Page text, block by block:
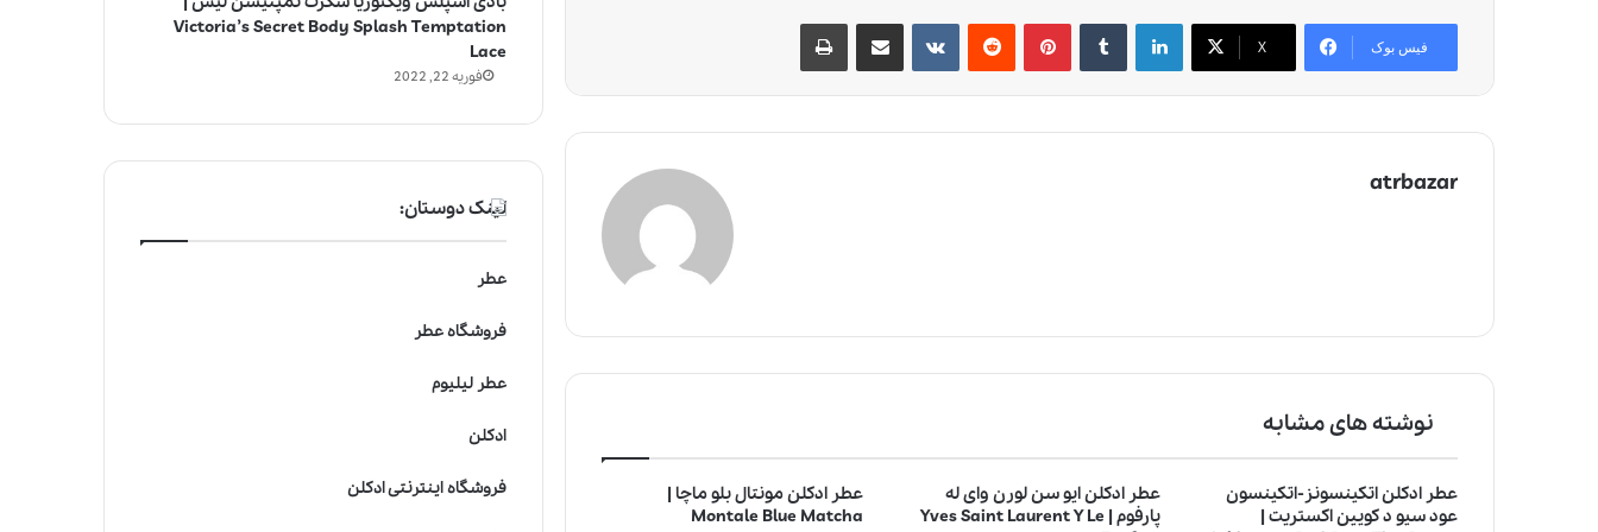
فیس بوک X
لینکدین ‫تامبلر ‫پین‌ترست‫رددیت ‫VKontakteاشتراک گذاری از طریق ایمیل چاپ
atrbazar
نوشته های مشابه
عطر ادکلن مونتال بلو ماچا |
Montale Blue Matcha
عطر ادکلن ایو سن لورن وای له
پارفوم | Yves Saint Laurent Y Le
عطر ادکلن اتکینسونز-اتکینسون
عود سیو د کویین اکستریت |
Victoria’s Secret Body Splash Temptation
Lace
فوریه 22, 2022
لینک دوستان:
عطر
فروشگاه عطر
عطر لیلیوم
ادکلن
فروشگاه اینترنتی ادکلن